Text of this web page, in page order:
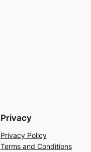
Privacy
Privacy Policy
Terms and Conditions